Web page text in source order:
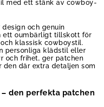
med ett stänk av cowboy-
och genuin
ett oumbärligt tillskott för
klassisk cowboystil.
personliga klädstil eller
och frihet, ger patchen
där extra detaljen som
den perfekta patchen